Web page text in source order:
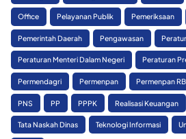
Office Pelayanan Publik Pemeriksaan
Pemerintah Daerah Pengawasan
Peraturan Menteri Dalam Negeri Peraturan
Permendagri Permenpan Permenpan RB
PNS PP PPPK Realisasi Keuangan
Tata Naskah Dinas Teknologi Informasi